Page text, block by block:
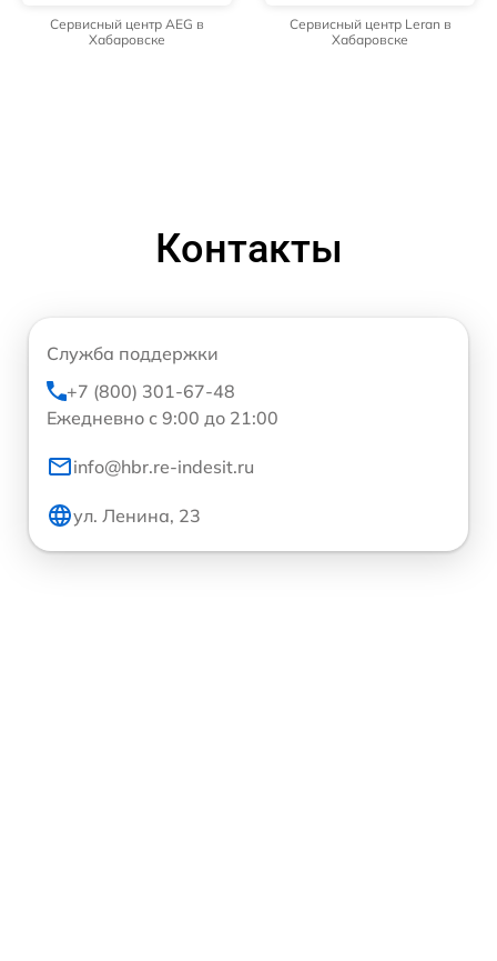
Сервисный центр AEG в
Хабаровске
Сервисный центр Leran в
Хабаровске
Контакты
Служба поддержки
+7 (800) 301-67-48
Ежедневно с 9:00 до 21:00
info@hbr.re-indesit.ru
ул. Ленина, 23